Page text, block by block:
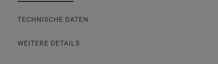
TECHNISCHE DATEN
WEITERE DETAILS